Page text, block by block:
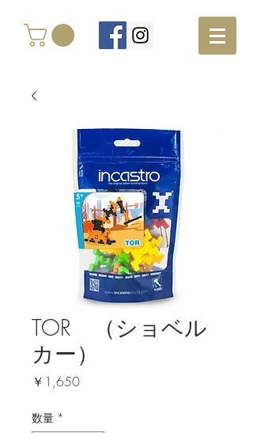
TOR （ショベル
カー）
￥1,650価
数量 *